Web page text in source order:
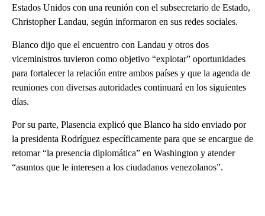
Estados Unidos con una reunión con el subsecretario de Estado,
Christopher Landau, según informaron en sus redes sociales.
Blanco dijo que el encuentro con Landau y otros dos
viceministros tuvieron como objetivo “explotar” oportunidades
para fortalecer la relación entre ambos países y que la agenda de
reuniones con diversas autoridades continuará en los siguientes
días.
Por su parte, Plasencia explicó que Blanco ha sido enviado por
la presidenta Rodríguez específicamente para que se encargue de
retomar “la presencia diplomática” en Washington y atender
“asuntos que le interesen a los ciudadanos venezolanos”.